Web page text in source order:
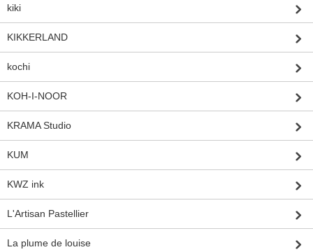
kiki
KIKKERLAND
kochi
KOH-I-NOOR
KRAMA Studio
KUM
KWZ ink
L'Artisan Pastellier
La plume de louise